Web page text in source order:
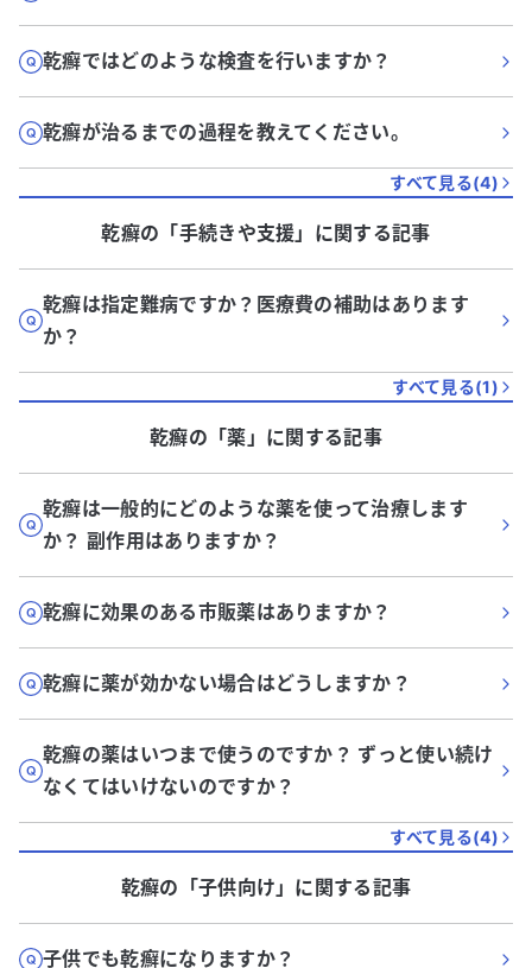
乾癬ではどのような検査を行いますか？
乾癬が治るまでの過程を教えてください。
すべて見る(4)
乾癬の「手続きや支援」に関する記事
乾癬は指定難病ですか？医療費の補助はあります
か？
すべて見る(1)
乾癬の「薬 」に関する記事
乾癬は一般的にどのような薬を使って治療します
か？ 副作用はありますか？
乾癬に効果のある市販薬はありますか？
乾癬に薬が効かない場合はどうしますか？
乾癬の薬はいつまで使うのですか？ ずっと使い続け
なくてはいけないのですか？
すべて見る(4)
乾癬の「子供向け 」に関する記事
子供でも乾癬になりますか？